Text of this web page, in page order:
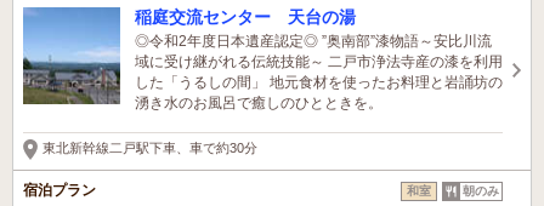
稲庭交流センター 天台の湯
◎令和2年度日本遺産認定◎ ”奥南部”漆物語～安比川流
域に受け継がれる伝統技能～ 二戸市浄法寺産の漆を利用
した「うるしの間」 地元食材を使ったお料理と岩誦坊の
湧き水のお風呂で癒しのひとときを。
東北新幹線二戸駅下車、車で約30分
宿泊プラン 和室 朝のみ